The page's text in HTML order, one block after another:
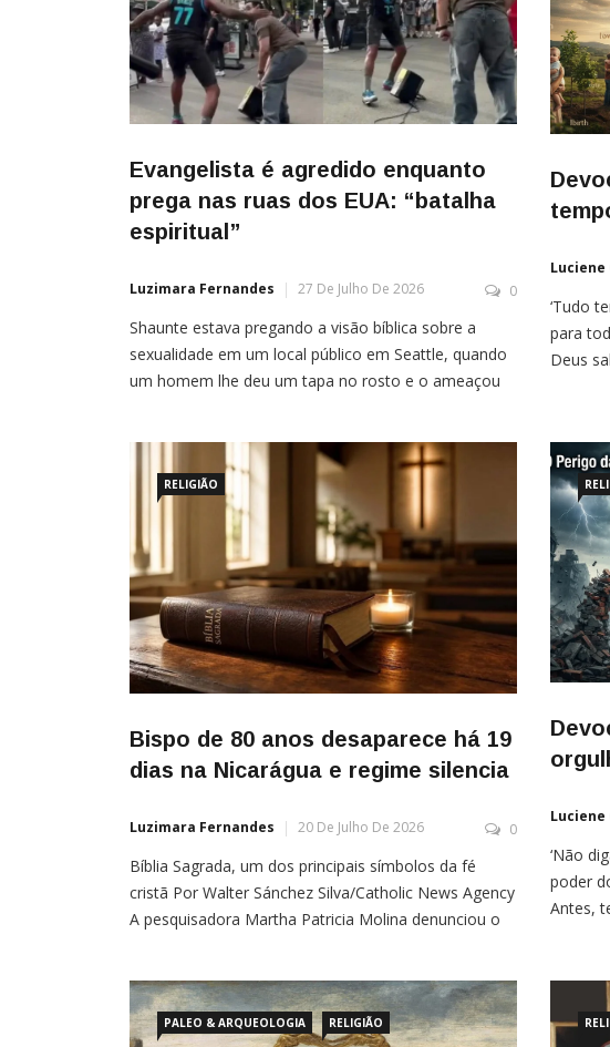
Evangelista é agredido enquanto
prega nas ruas dos EUA: “batalha
espiritual”
Luzimara Fernandes 27 De Julho De 2026 0
Shaunte estava pregando a visão bíblica sobre a
sexualidade em um local público em Seattle, quando
um homem lhe deu um tapa no rosto e o ameaçou
recentemente. Shaunte estava anunciando o
Evangelho com outros cristãos no Pike Place Market,
Luciene
‘Tudo
para
Deus
pode
como
RELIGIÃO
Bispo de 80 anos desaparece há 19
dias na Nicarágua e regime silencia
Luzimara Fernandes 20 De Julho De 2026 0
Bíblia Sagrada, um dos principais símbolos da fé
cristã Por Walter Sánchez Silva/Catholic News Agency
A pesquisadora Martha Patricia Molina denunciou o
Daniel Ortega e sua esposa e copresidente, Rosario
Murillo, como um “crime contra a humanidade”. O
Luciene
‘Não
poder
Antes,
PALEO & ARQUEOLOGIA RELIGIÃO